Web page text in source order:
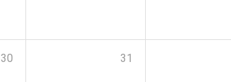
30 31